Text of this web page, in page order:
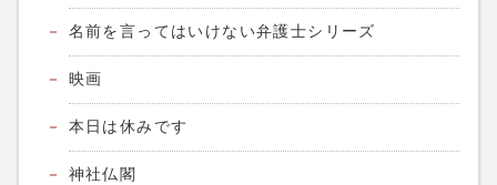
名前を言ってはいけない弁護士シリーズ
映画
本日は休みです
神社仏閣